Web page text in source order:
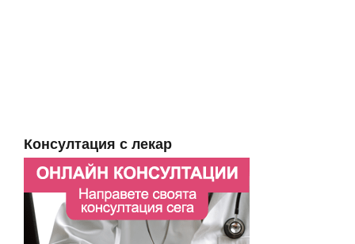
Консултация с лекар